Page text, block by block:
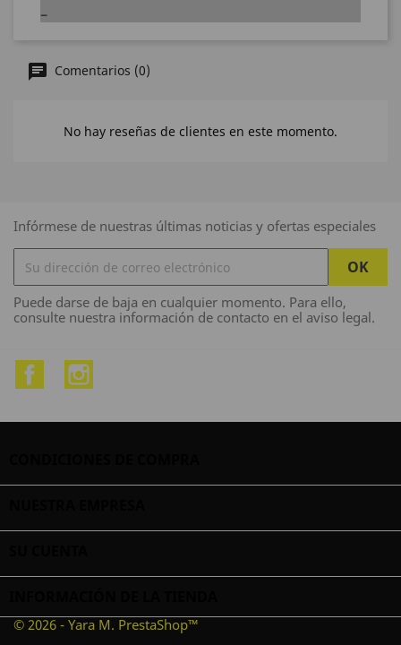
Comentarios (0)
No hay reseñas de clientes en este momento.
Infórmese de nuestras últimas noticias y ofertas especiales
Puede darse de baja en cualquier momento. Para ello,
consulte nuestra información de contacto en el aviso legal.
Facebook
© 2026 - Yara M. PrestaShop™